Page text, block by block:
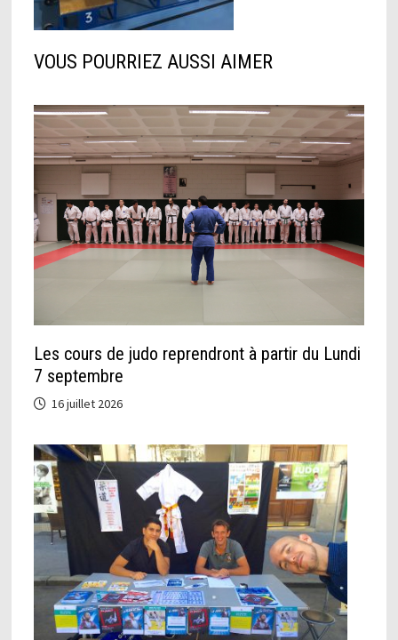
VOUS POURRIEZ AUSSI AIMER
Les cours de judo reprendront à partir du Lundi
7 septembre
16 juillet 2026